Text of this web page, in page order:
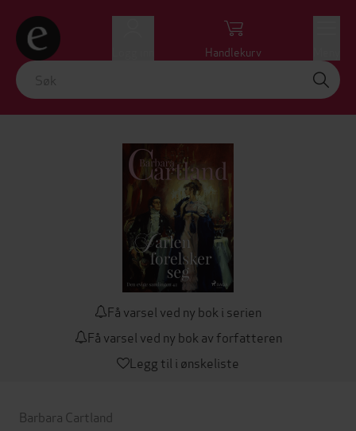
Handlekurv
Få varsel ved ny bok i serien
Få varsel ved ny bok av forfatteren
Legg til i ønskeliste
Barbara Cartland